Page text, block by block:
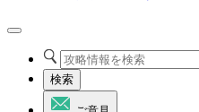
検索